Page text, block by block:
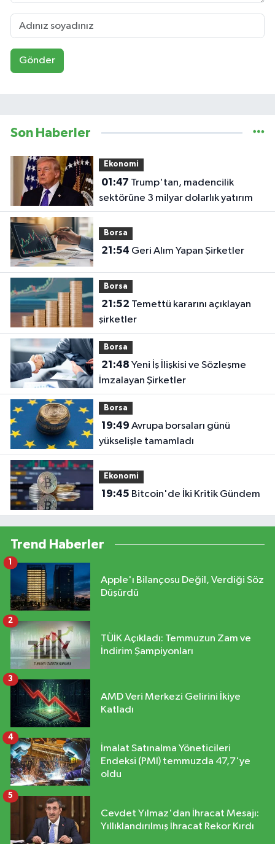
Gönder
Son Haberler
Ekonomi
01:47
sektörüne 3 milyar dolarlık yatırım
Borsa
21:54 Geri Alım Yapan Şirketler
Borsa
21:52
şirketler
Borsa
21:48
İmzalayan Şirketler
Borsa
19:49
yükselişle tamamladı
Ekonomi
19:45 Bitcoin'de İki Kritik Gündem
Trend Haberler
Apple'ı Bilançosu Değil, Verdiği Söz
Düşürdü
1
TÜİK Açıkladı: Temmuzun Zam ve
İndirim Şampiyonları
2
AMD Veri Merkezi Gelirini İkiye
Katladı
3
İmalat Satınalma Yöneticileri
Endeksi (PMI) temmuzda 47,7'ye
oldu
4
Cevdet Yılmaz'dan İhracat Mesajı:
Yıllıklandırılmış İhracat Rekor Kırdı
5